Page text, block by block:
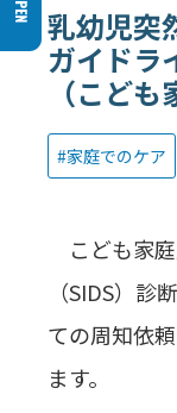
乳幼児突
ガイドラ
（こども
家庭でのケア
こども家
（SIDS）
ての周知依
ます。